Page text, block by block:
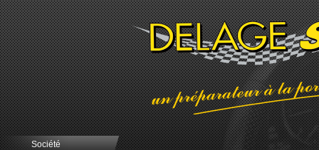
Société